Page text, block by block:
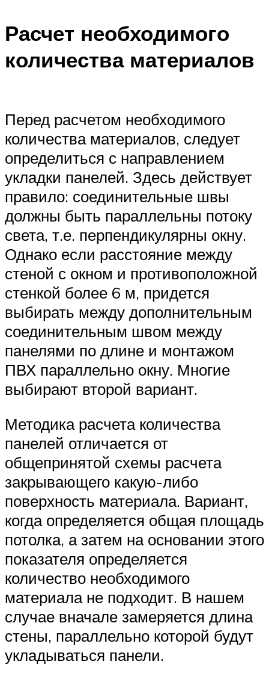
Расчет необходимого
количества материалов
Перед расчетом необходимого
количества материалов, следует
определиться с направлением
укладки панелей. Здесь действует
правило: соединительные швы
должны быть параллельны потоку
света, т.е. перпендикулярны окну.
Однако если расстояние между
стеной с окном и противоположной
стенкой более 6 м, придется
выбирать между дополнительным
соединительным швом между
панелями по длине и монтажом
ПВХ параллельно окну. Многие
выбирают второй вариант.
Методика расчета количества
панелей отличается от
общепринятой схемы расчета
закрывающего какую-либо
поверхность материала. Вариант,
когда определяется общая площадь
потолка, а затем на основании этого
показателя определяется
количество необходимого
материала не подходит. В нашем
случае вначале замеряется длина
стены, параллельно которой будут
укладываться панели.